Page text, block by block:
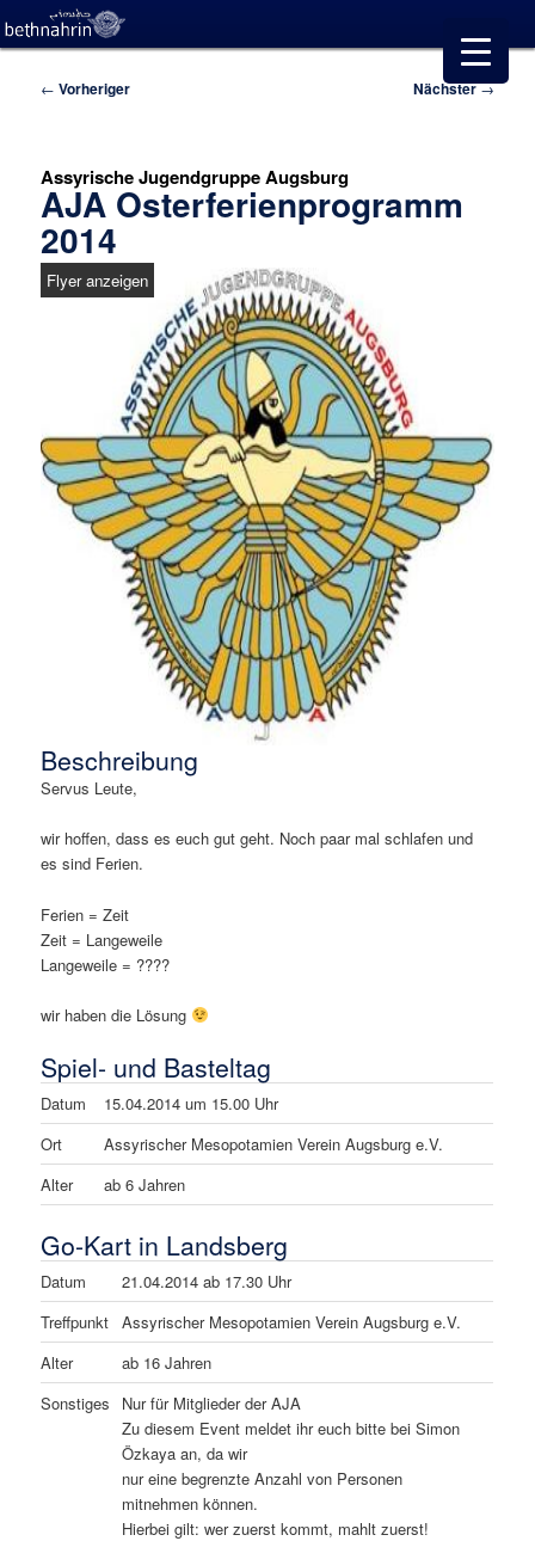
Beitragsnavigation
← Vorheriger Nächster→
Assyrische Jugendgruppe Augsburg
AJA Osterferienprogramm
2014
Flyer anzeigen
Beschreibung
Servus Leute,
wir hoffen, dass es euch gut geht. Noch paar mal schlafen und
es sind Ferien.
Ferien = Zeit
Zeit = Langeweile
Langeweile = ????
wir haben die Lösung
Spiel- und Basteltag
Datum
15.04.2014 um 15.00 Uhr
Ort
Assyrischer Mesopotamien Verein Augsburg e.V.
Alter
ab 6 Jahren
Go-Kart in Landsberg
Datum
21.04.2014 ab 17.30 Uhr
Treffpunkt Assyrischer Mesopotamien Verein Augsburg e.V.
Alter
ab 16 Jahren
Sonstiges
Nur für Mitglieder der AJA
Zu diesem Event meldet ihr euch bitte bei Simon
Özkaya an, da wir
nur eine begrenzte Anzahl von Personen
mitnehmen können.
Hierbei gilt: wer zuerst kommt, mahlt zuerst!